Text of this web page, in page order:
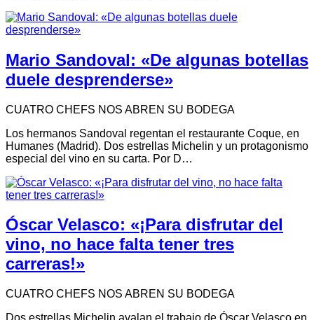
Mario Sandoval: «De algunas botellas
duele desprenderse»
CUATRO CHEFS NOS ABREN SU BODEGA
Los hermanos Sandoval regentan el restaurante Coque, en
Humanes (Madrid). Dos estrellas Michelin y un protagonismo
especial del vino en su carta. Por D…
Óscar Velasco: «¡Para disfrutar del
vino, no hace falta tener tres
carreras!»
CUATRO CHEFS NOS ABREN SU BODEGA